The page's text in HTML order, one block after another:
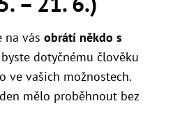
na vás obrátí někdo s
dotyčnému člověku
ve vašich možnostech.
mělo proběhnout bez